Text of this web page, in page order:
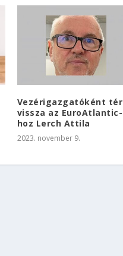
Vezérigazgatóként tér
vissza az EuroAtlantic-
hoz Lerch Attila
2023. november 9.